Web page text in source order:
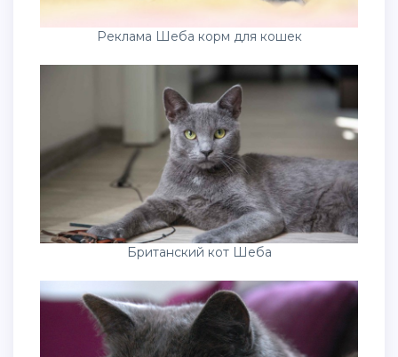
Реклама Шеба корм для кошек
Британский кот Шеба